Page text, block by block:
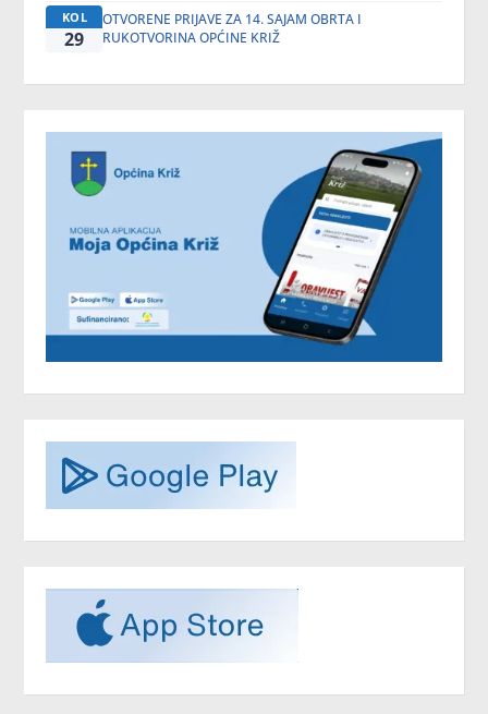
KOL
29
OTVORENE PRIJAVE ZA 14. SAJAM OBRTA I
RUKOTVORINA OPĆINE KRIŽ